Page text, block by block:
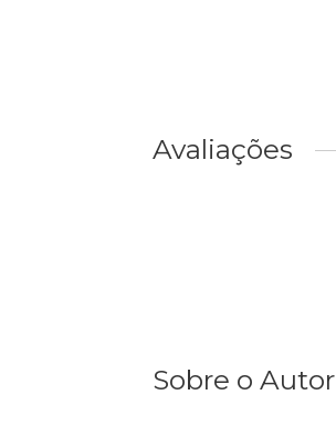
Avaliações
Sobre o Autor